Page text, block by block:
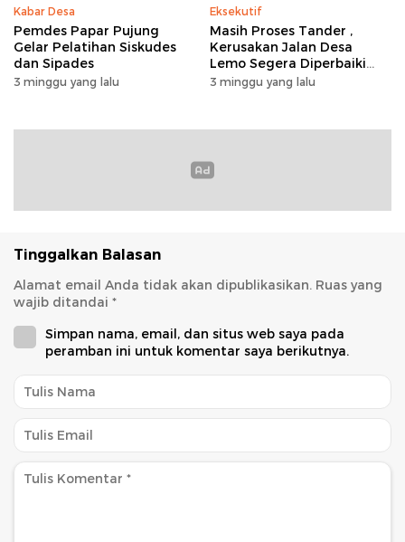
Kabar Desa
Pemdes Papar Pujung
Gelar Pelatihan Siskudes
dan Sipades
3 minggu yang lalu
Eksekutif
Masih Proses Tander ,
Kerusakan Jalan Desa
Lemo Segera Diperbaiki
Tahun Ini
3 minggu yang lalu
Tinggalkan Balasan
Alamat email Anda tidak akan dipublikasikan. Ruas yang
wajib ditandai *
Simpan nama, email, dan situs web saya pada
peramban ini untuk komentar saya berikutnya.